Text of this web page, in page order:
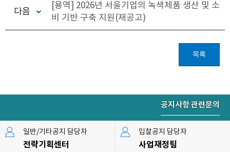
다음
[용역] 2026년 서울기업의 녹색제품 생산 및 소
비 기반 구축 지원(재공고)
목록
공지사항 관련문의
일반/기타공지 담당자
전략기획센터
입찰공지 담당자
사업재정팀